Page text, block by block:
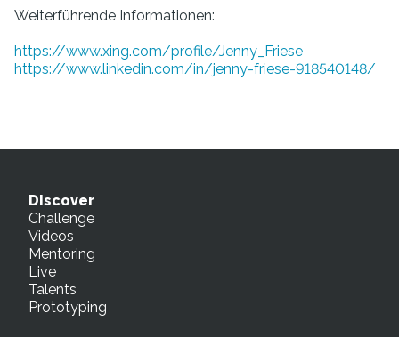
Weiterführende Informationen:
https://www.xing.com/profile/Jenny_Friese
https://www.linkedin.com/in/jenny-friese-918540148/
Discover
Challenge
Videos
Mentoring
Live
Talents
Prototyping